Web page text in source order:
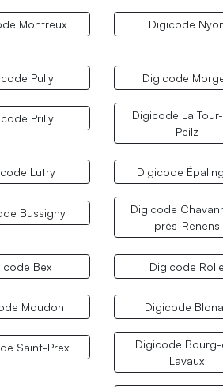
Montreux Digicode
Pully Digicode
Prilly
Digicode La
Peilz
Lutry Digicode
Bussigny
Digicode
près-Renens
Bex Digicode Rolle
Moudon Digicode
Saint-Prex
Digicode
Lavaux